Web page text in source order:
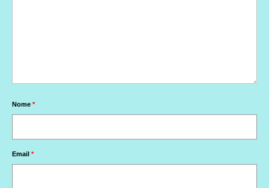
Nome *
Email *